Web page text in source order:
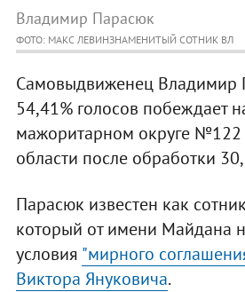
Владимир Парасюк
ФОТО: МАКС ЛЕВИНЗНАМЕНИТЫЙ СОТНИК ВЛ
Самовыдвиженец Владимир
54,41% голосов побеждает
мажоритарном округе №122
области после обработки
Парасюк известен как
который от имени Майдана
условия "мирного
Виктора Януковича.